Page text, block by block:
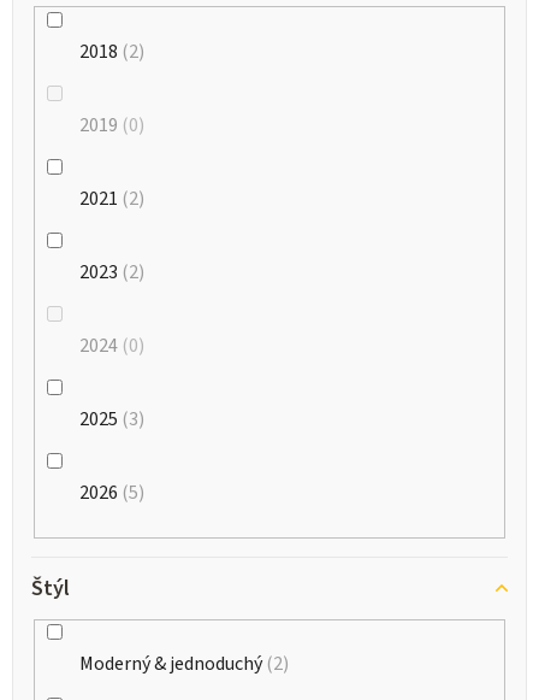
2018 2
2019 0
2021 2
2023 2
2024 0
2025 3
2026 5
Štýl
Moderný & jednoduchý 2